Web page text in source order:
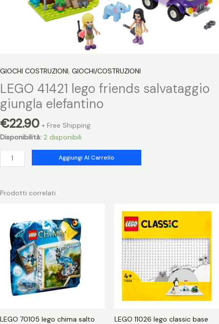
GIOCHI COSTRUZIONI, GIOCHI/COSTRUZIONI
LEGO 41421 lego friends salvataggio
giungla elefantino
€22.90 + Free Shipping
Disponibilità: 2 disponibili
LEGO
41421
friends
elefantino
quantità
Aggiungi Al Carrello
Prodotti correlati
LEGO 70105 lego chima salto
LEGO 11026 lego classic base